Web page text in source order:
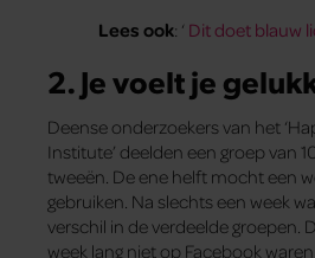
Lees ook: ‘ Dit doet blauw
2. Je voelt je
Deense onderzoekers van het
Institute’ deelden een groep van
tweeën. De ene helft mocht een
gebruiken. Na slechts een week
verschil in de verdeelde groepen.
week lang niet op Facebook